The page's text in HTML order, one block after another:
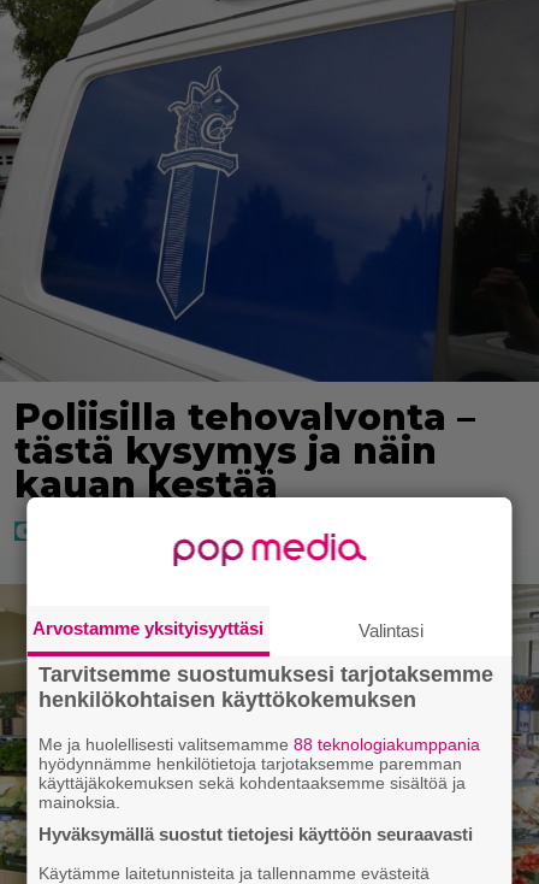
Poliisilla tehovalvonta –
tästä kysymys ja näin
kauan kestää
Arvostamme yksityisyyttäsi Valintasi
Tarvitsemme suostumuksesi tarjotaksemme
henkilökohtaisen käyttökokemuksen
Me ja huolellisesti valitsemamme88 teknologiakumppania
hyödynnämme henkilötietoja tarjotaksemme paremman
käyttäjäkokemuksen sekä kohdentaaksemme sisältöä ja
mainoksia.
Hyväksymällä suostut tietojesi käyttöön seuraavasti
Käytämme laitetunnisteita ja tallennamme evästeitä